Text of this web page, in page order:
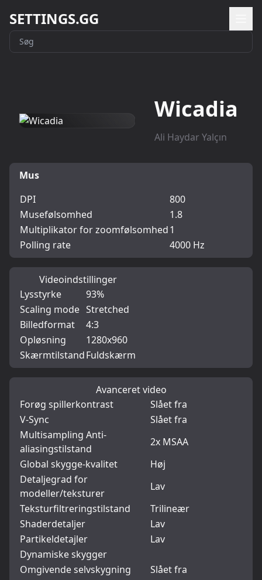
SETTINGS.GG
Wicadia
Ali Haydar Yalçın
Mus
DPI
800
Musefølsomhed
1.8
Multiplikator for zoomfølsomhed1
Polling rate
4000 Hz
Videoindstillinger
Lysstyrke
93%
Scaling mode Stretched
Billedformat
4:3
Opløsning
1280x960
SkærmtilstandFuldskærm
Avanceret video
Forøg spillerkontrast
Slået fra
V-Sync
Slået fra
Multisampling Anti-
aliasingstilstand
2x MSAA
Global skygge-kvalitet
Høj
Detaljegrad for
modeller/teksturer
Lav
Teksturfiltreringstilstand
Trilineær
Shaderdetaljer
Lav
Partikeldetajler
Lav
Dynamiske skygger
Omgivende selvskygning
Slået fra